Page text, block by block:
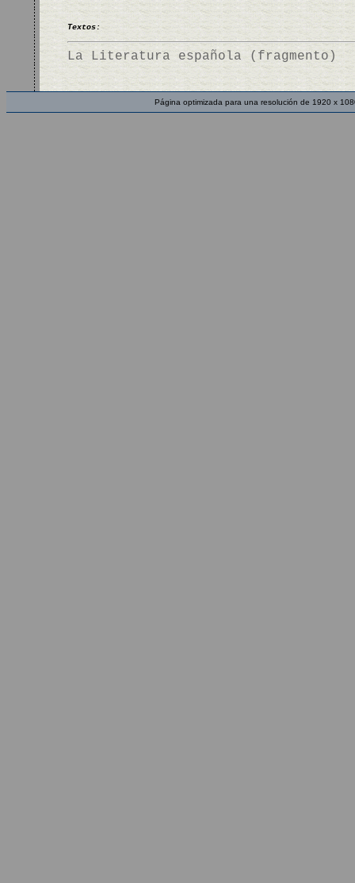
Textos:
La Literatura española (fragmento)
Página optimizada para una resolución de 1920 x